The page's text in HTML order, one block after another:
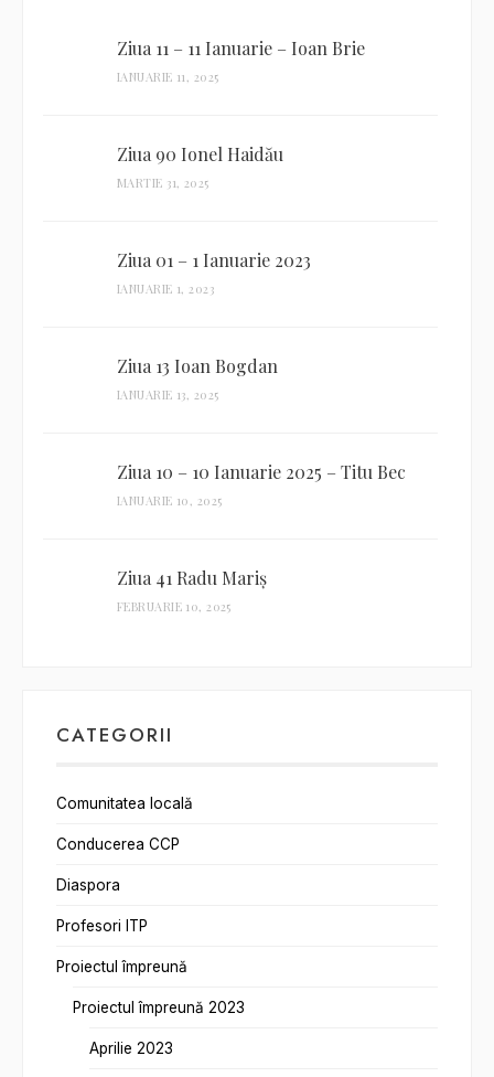
Ziua 11 – 11 Ianuarie – Ioan Brie
IANUARIE 11, 2025
Ziua 90 Ionel Haidău
MARTIE 31, 2025
Ziua 01 – 1 Ianuarie 2023
IANUARIE 1, 2023
Ziua 13 Ioan Bogdan
IANUARIE 13, 2025
Ziua 10 – 10 Ianuarie 2025 – Titu Bec
IANUARIE 10, 2025
Ziua 41 Radu Mariș
FEBRUARIE 10, 2025
CATEGORII
Comunitatea locală
Conducerea CCP
Diaspora
Profesori ITP
Proiectul împreună
Proiectul împreună 2023
Aprilie 2023